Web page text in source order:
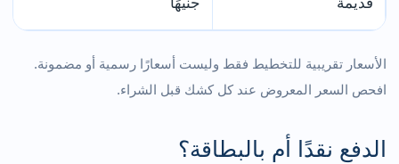
الأسعار تقريبية للتخطيط فقط وليست أسعارًا رسمية أو مضمونة.
افحص السعر المعروض عند كل كشك قبل الشراء.
الدفع نقدًا أم بالبطاقة؟